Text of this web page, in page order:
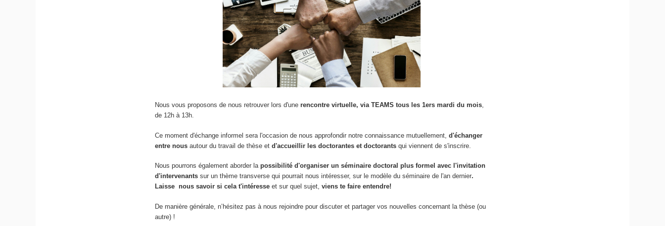
Nous vous proposons de nous retrouver lors d'unerencontre virtuelle, via TEAMS tous les 1ers mardi du mois,
de 12h à 13h.
Ce moment d'échange informel sera l'occasion de nous approfondir notre connaissance mutuellement,d'échanger
entre nous autour du travail de thèse etd'accueillir les doctorantes et doctorants qui viennent de s'inscrire.
Nous pourrons également aborder lapossibilité d'organiser un séminaire doctoral plus formel avec l'invitation
d'intervenantssur un thème transverse qui pourrait nous intéresser, sur le modèle du séminaire de l'an dernier.
Laisse nous savoir si cela t'intéresseet sur quel sujet, viens te faire entendre!
De manière générale, n’hésitez pas à nous rejoindre pour discuter et partager vos nouvelles concernant la thèse (ou
autre) !